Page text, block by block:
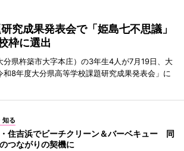
究成果発表会で「姫島七不思議」
枠に選出
分県杵築市大字本庄）の3年生4人が7月19日、大
和8年度大分県高等学校課題研究成果発表会」に
知る
住吉浜でビーチクリーン＆バーベキュー 同
つながりの契機に